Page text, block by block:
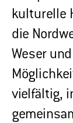
kulturelle
die
Weser
vielfältig,